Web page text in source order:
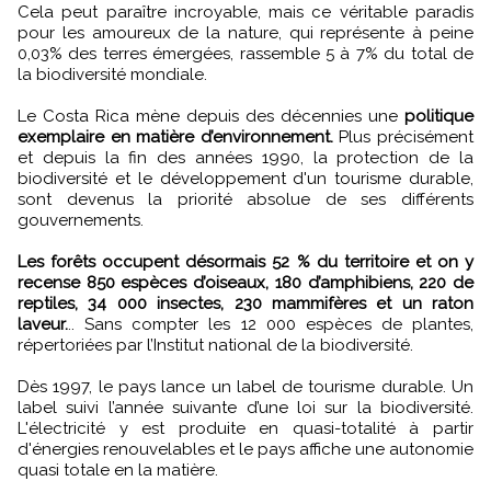
Cela peut paraître incroyable, mais ce véritable paradis
pour les amoureux de la nature, qui représente à peine
0,03% des terres émergées, rassemble 5 à 7% du total de
la biodiversité mondiale.
Le Costa Rica mène depuis des décennies une politique
exemplaire en matière d’environnement.Plus précisément
et depuis la fin des années 1990, la protection de la
biodiversité et le développement d'un tourisme durable,
sont devenus la priorité absolue de ses différents
gouvernements.
Les forêts occupent désormais 52 % du territoire et on y
recense 850 espèces d’oiseaux, 180 d’amphibiens, 220 de
reptiles, 34 000 insectes, 230 mammifères et un raton
laveur. .. Sans compter les 12 000 espèces de plantes,
répertoriées par l’Institut national de la biodiversité.
Dès 1997, le pays lance un label de tourisme durable. Un
label suivi l’année suivante d’une loi sur la biodiversité.
L'électricité y est produite en quasi-totalité à partir
d'énergies renouvelables et le pays affiche une autonomie
quasi totale en la matière.